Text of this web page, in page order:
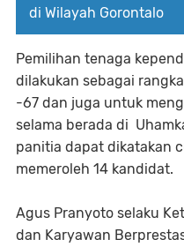
di Wilayah Gorontalo
Pemilihan tenaga
dilakukan sebagai
-67 dan juga untuk
selama berada di
panitia dapat dikatakan
memeroleh 14 kandidat.
Agus Pranyoto selaku
dan Karyawan